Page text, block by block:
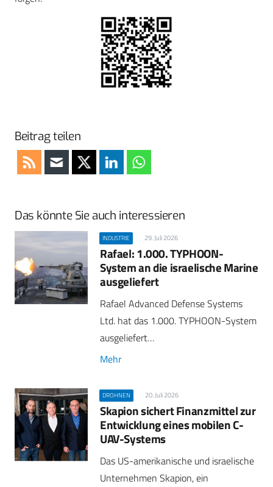
Beitrag teilen
Das könnte Sie auch interessieren
INDUSTRIE 29. Juli 2026
Rafael: 1.000. TYPHOON-
System an die israelische Marine
ausgeliefert
Rafael Advanced Defense Systems
Ltd. hat das 1.000. TYPHOON-System
ausgeliefert…
Mehr
DROHNEN 20. Juli 2026
Skapion sichert Finanzmittel zur
Entwicklung eines mobilen C-
UAV-Systems
Das US-amerikanische und israelische
Unternehmen Skapion, ein